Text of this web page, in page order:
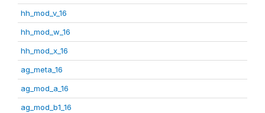
hh_mod_v_16
hh_mod_w_16
hh_mod_x_16
ag_meta_16
ag_mod_a_16
ag_mod_b1_16